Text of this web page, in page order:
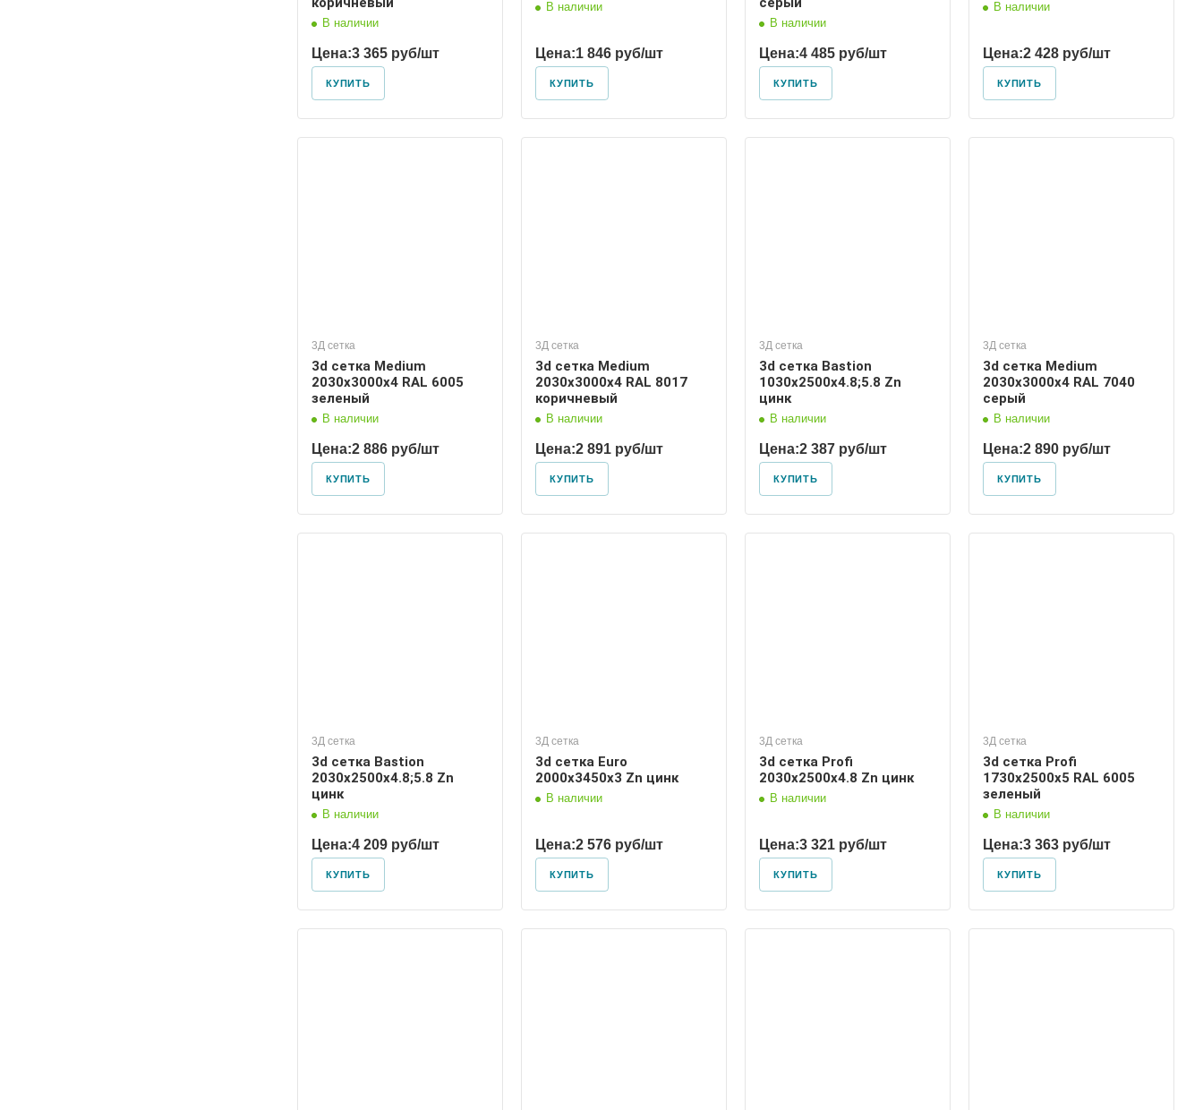
В наличии
Цена:3 365 руб/шт
КУПИТЬ
В наличии
Цена:1 846 руб/шт
КУПИТЬ
В наличии
Цена:4 485 руб/шт
КУПИТЬ
В наличии
Цена:2 428 руб/шт
КУПИТЬ
3Д сетка
3d сетка Medium
2030х3000х4 RAL 6005
зеленый
В наличии
Цена:2 886 руб/шт
КУПИТЬ
3Д сетка
3d сетка Medium
2030х3000х4 RAL 8017
коричневый
В наличии
Цена:2 891 руб/шт
КУПИТЬ
3Д сетка
3d сетка Bastion
1030х2500х4.8;5.8 Zn
цинк
В наличии
Цена:2 387 руб/шт
КУПИТЬ
3Д сетка
3d сетка Medium
2030х3000х4 RAL 7040
серый
В наличии
Цена:2 890 руб/шт
КУПИТЬ
3Д сетка
3d сетка Bastion
2030х2500х4.8;5.8 Zn
цинк
В наличии
Цена:4 209 руб/шт
КУПИТЬ
3Д сетка
3d сетка Euro
2000х3450х3 Zn цинк
В наличии
Цена:2 576 руб/шт
КУПИТЬ
3Д сетка
3d сетка Profi
2030х2500х4.8 Zn цинк
В наличии
Цена:3 321 руб/шт
КУПИТЬ
3Д сетка
3d сетка Profi
1730х2500х5 RAL 6005
зеленый
В наличии
Цена:3 363 руб/шт
КУПИТЬ